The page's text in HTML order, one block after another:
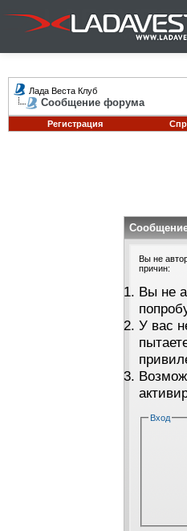
Лада Веста Клуб
Сообщение форума
Регистрация
Вы не
причин:
Вы не
У вас
Вход